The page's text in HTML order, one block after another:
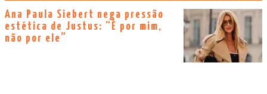
Ana Paula Siebert nega pressão
estética de Justus: “É por mim,
não por ele”